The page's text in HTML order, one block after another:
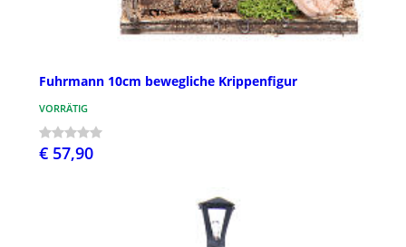
Fuhrmann 10cm bewegliche Krippenfigur
VORRÄTIG
€ 57,90